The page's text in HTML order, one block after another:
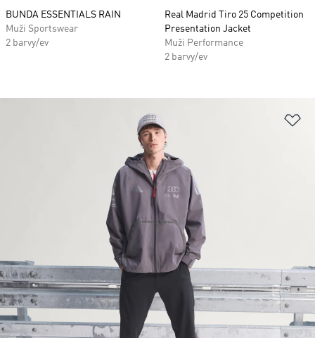
BUNDA ESSENTIALS RAIN
Muži Sportswear
2 barvy/ev
Real Madrid Tiro 25 Competition
Presentation Jacket
Muži Performance
2 barvy/ev